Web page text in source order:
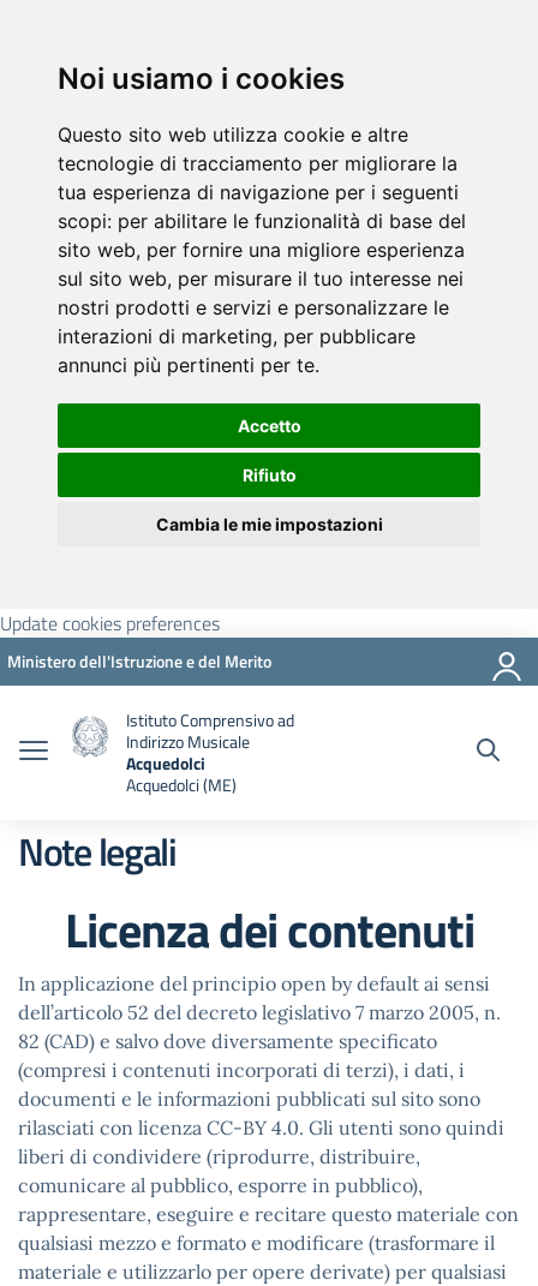
Noi usiamo i cookies
Questo sito web utilizza cookie e altre
tecnologie di tracciamento per migliorare la
tua esperienza di navigazione per i seguenti
scopi: per abilitare le funzionalità di base del
sito web, per fornire una migliore esperienza
sul sito web, per misurare il tuo interesse nei
nostri prodotti e servizi e personalizzare le
interazioni di marketing, per pubblicare
annunci più pertinenti per te.
Accetto
Rifiuto
Cambia le mie impostazioni
Update cookies preferences
Ministero dell'Istruzione e del Merito
Istituto Comprensivo ad
Indirizzo Musicale
Acquedolci
Acquedolci (ME)
Note legali
Licenza dei contenuti
In applicazione del principio open by default ai sensi
dell’articolo 52 del decreto legislativo 7 marzo 2005, n.
82 (CAD) e salvo dove diversamente specificato
(compresi i contenuti incorporati di terzi), i dati, i
documenti e le informazioni pubblicati sul sito sono
rilasciati con licenza CC-BY 4.0. Gli utenti sono quindi
liberi di condividere (riprodurre, distribuire,
comunicare al pubblico, esporre in pubblico),
rappresentare, eseguire e recitare questo materiale con
qualsiasi mezzo e formato e modificare (trasformare il
materiale e utilizzarlo per opere derivate) per qualsiasi